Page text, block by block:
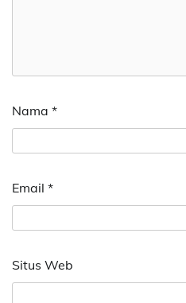
Nama *
Email *
Situs Web